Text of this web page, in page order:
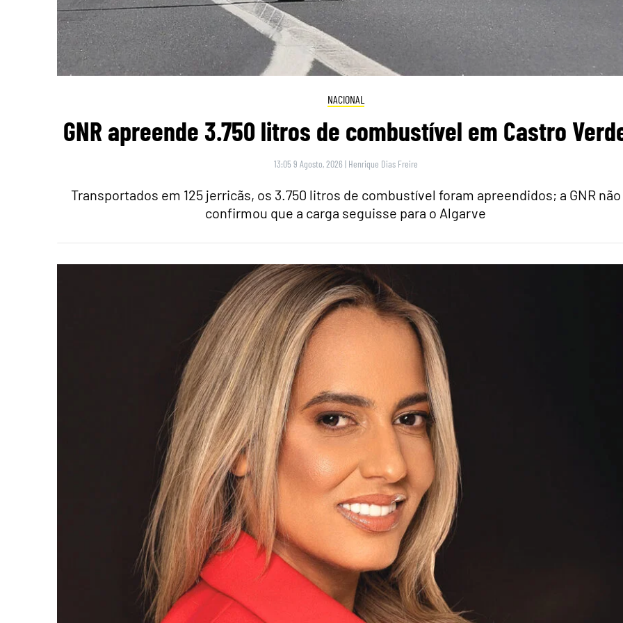
NACIONAL
GNR apreende 3.750 litros de combustível em Castro
13:05 9 Agosto, 2026 | Henrique Dias Freire
Transportados em 125 jerricãs, os 3.750 litros de combustível foram apreendidos; a GNR não
confirmou que a carga seguisse para o Algarve